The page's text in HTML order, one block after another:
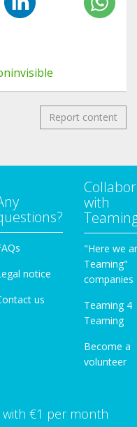
Report content
notice
us
with
"Here we
Teaming"
companies
Teaming 4
Teaming
Become a
volunteer
€1 per month